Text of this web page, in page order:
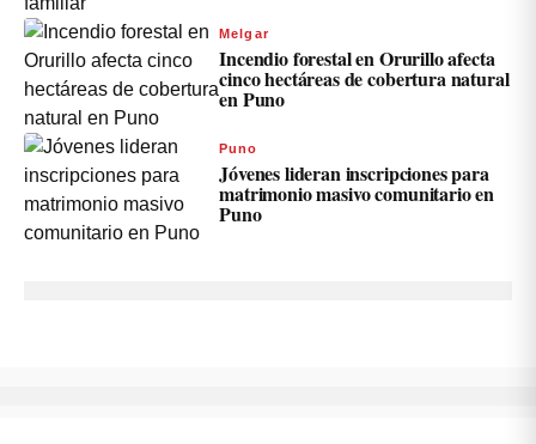
Melgar
Incendio forestal en Orurillo afecta
cinco hectáreas de cobertura natural
en Puno
Puno
Jóvenes lideran inscripciones para
matrimonio masivo comunitario en
Puno